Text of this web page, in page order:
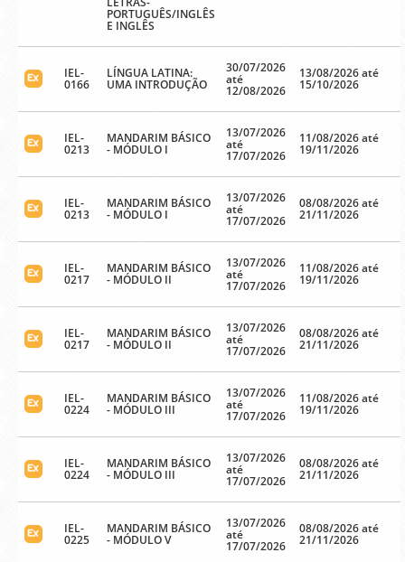
PORTUGUÊS/INGLÊS
E INGLÊS
IEL-
0166
LÍNGUA LATINA:
UMA INTRODUÇÃO
30/07/2026
até
12/08/2026
13/08/2026 até
15/10/2026
IEL-
0213
MANDARIM BÁSICO
- MÓDULO I
13/07/2026
até
17/07/2026
11/08/2026 até
19/11/2026
IEL-
0213
MANDARIM BÁSICO
- MÓDULO I
13/07/2026
até
17/07/2026
08/08/2026 até
21/11/2026
IEL-
0217
MANDARIM BÁSICO
- MÓDULO II
13/07/2026
até
17/07/2026
11/08/2026 até
19/11/2026
IEL-
0217
MANDARIM BÁSICO
- MÓDULO II
13/07/2026
até
17/07/2026
08/08/2026 até
21/11/2026
IEL-
0224
MANDARIM BÁSICO
- MÓDULO III
13/07/2026
até
17/07/2026
11/08/2026 até
19/11/2026
IEL-
0224
MANDARIM BÁSICO
- MÓDULO III
13/07/2026
até
17/07/2026
08/08/2026 até
21/11/2026
IEL-
0225
MANDARIM BÁSICO
- MÓDULO V
13/07/2026
até
17/07/2026
08/08/2026 até
21/11/2026